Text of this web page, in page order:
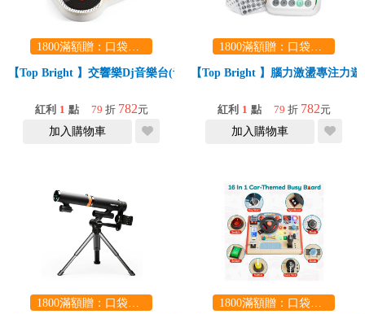
1800滿額贈：口袋玩具一份（隨機出貨） (summer read)
【Top Bright 】交響樂Dj音樂台(音樂啟蒙/手眼協調/感統/禮物)
紅利 1 點 79 折 782元
加入購物車
1800滿額贈：口袋玩具一份（隨機出貨） (summer read)
【Top Bright 】腦力激盪專注力
紅利 1 點 79 折 782元
加入購物車
1800滿額贈：口袋玩具一份（隨機出貨） (summer read) 1800滿額贈：口袋玩具一份（隨機出貨） (summer read)